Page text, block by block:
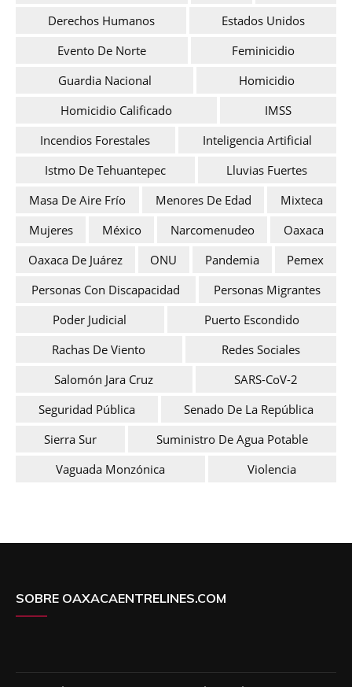
Derechos Humanos
Estados Unidos
Evento De Norte
Feminicidio
Guardia Nacional
Homicidio
Homicidio Calificado
IMSS
Incendios Forestales
Inteligencia Artificial
Istmo De Tehuantepec
Lluvias Fuertes
Masa De Aire Frío
Menores De Edad
Mixteca
Mujeres
México Narcomenudeo
Oaxaca
Oaxaca De Juárez
ONU Pandemia
Pemex
Personas Con Discapacidad
Personas Migrantes
Poder Judicial
Puerto Escondido
Rachas De Viento
Redes Sociales
Salomón Jara Cruz
SARS-CoV-2
Seguridad Pública
Senado De La República
Sierra Sur
Suministro De Agua Potable
Vaguada Monzónica
Violencia
SOBRE OAXACAENTRELINES.COM